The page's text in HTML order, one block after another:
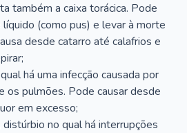
também a caixa torácica. Pode
(como pus) e levar à morte
desde catarro até calafrios e
há uma infecção causada por
os pulmões. Pode causar desde
em excesso;
no qual há interrupções